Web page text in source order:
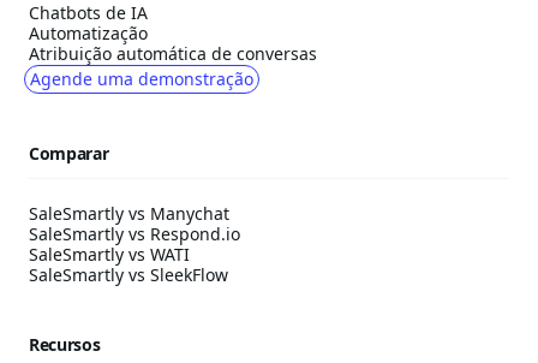
Chatbots de IA
Automatização
Atribuição automática de conversas
Agende uma demonstração
Comparar
SaleSmartly vs Manychat
SaleSmartly vs Respond.io
SaleSmartly vs WATI
SaleSmartly vs SleekFlow
Recursos